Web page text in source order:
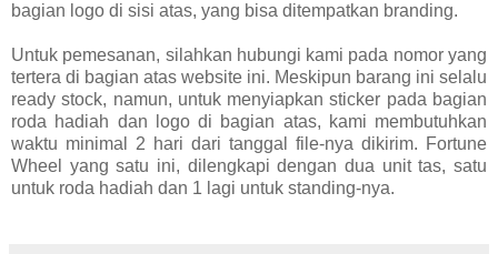
bagian logo di sisi atas, yang bisa ditempatkan branding.
Untuk pemesanan, silahkan hubungi kami pada nomor yang
tertera di bagian atas website ini. Meskipun barang ini selalu
ready stock, namun, untuk menyiapkan sticker pada bagian
roda hadiah dan logo di bagian atas, kami membutuhkan
waktu minimal 2 hari dari tanggal file-nya dikirim. Fortune
Wheel yang satu ini, dilengkapi dengan dua unit tas, satu
untuk roda hadiah dan 1 lagi untuk standing-nya.